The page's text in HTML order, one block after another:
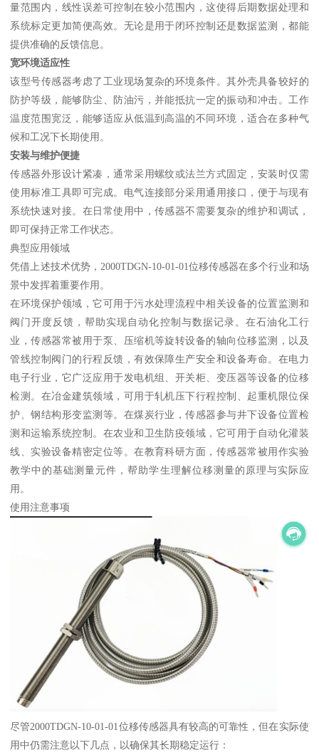
量范围内，线性误差可控制在较小范围内，这使得后期数据处理和
系统标定更加简便高效。无论是用于闭环控制还是数据监测，都能
提供准确的反馈信息。
宽环境适应性
该型号传感器考虑了工业现场复杂的环境条件。其外壳具备较好的
防护等级，能够防尘、防油污，并能抵抗一定的振动和冲击。工作
温度范围宽泛，能够适应从低温到高温的不同环境，适合在多种气
候和工况下长期使用。
安装与维护便捷
传感器外形设计紧凑，通常采用螺纹或法兰方式固定，安装时仅需
使用标准工具即可完成。电气连接部分采用通用接口，便于与现有
系统快速对接。在日常使用中，传感器不需要复杂的维护和调试，
即可保持正常工作状态。
典型应用领域
凭借上述技术优势，2000TDGN-10-01-01位移传感器在多个行业和场
景中发挥着重要作用。
在环境保护领域，它可用于污水处理流程中相关设备的位置监测和
阀门开度反馈，帮助实现自动化控制与数据记录。在石油化工行
业，传感器常被用于泵、压缩机等旋转设备的轴向位移监测，以及
管线控制阀门的行程反馈，有效保障生产安全和设备寿命。在电力
电子行业，它广泛应用于发电机组、开关柜、变压器等设备的位移
检测。在冶金建筑领域，可用于轧机压下行程控制、起重机限位保
护、钢结构形变监测等。在煤炭行业，传感器参与井下设备位置检
测和运输系统控制。在农业和卫生防疫领域，它可用于自动化灌装
线、实验设备精密定位等。在教育科研方面，传感器常被用作实验
教学中的基础测量元件，帮助学生理解位移测量的原理与实际应
用。
使用注意事项
尽管2000TDGN-10-01-01位移传感器具有较高的可靠性，但在实际使
用中仍需注意以下几点，以确保其长期稳定运行：